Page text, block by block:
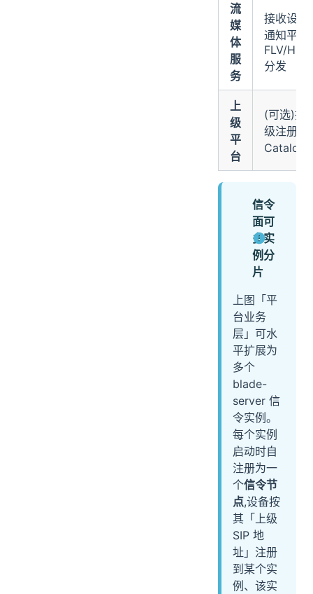
流
媒
体
服
务
接收设
通知平
FLV/
分发
上
级
平
台
(可选)接
级注册 +
Catalog
信令
面可
多实
例分
片
上图「平
台业务
层」可水
平扩展为
多个
blade-
server 信
令实例。
每个实例
启动时自
注册为一
个信令节
点,设备按
其「上级
SIP 地
址」注册
到某个实
例、该实